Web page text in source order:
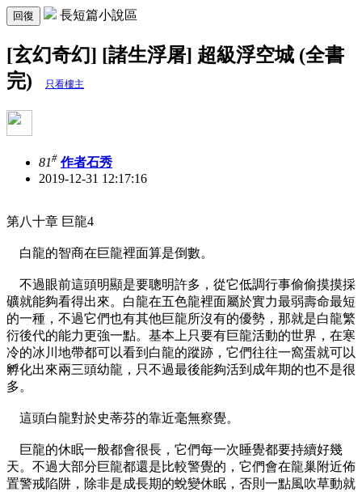
回復 長短篇小說區
[玄幻奇幻] [諸生浮屠] 超級浮空城 (全書
完)
只看樓主
81# 作者石秀
2019-12-31 12:17:16
第八十章 巨龍4
白龍的智商在巨龍裡面算是倒數。
不過眼前這頭明顯是要聰明許多，從它低調行事偷偷摸摸採
礦就能夠看得出來。白龍在五色龍裡面屬於實力最弱壽命最短
的一種，不過它們也有其他巨龍所沒有的優勢，那就是白龍繁
衍後代的能力更強一點。基本上只要有巨龍活動的世界，在寒
冷的冰川地帶都可以看到白龍的蹤跡，它們往往一窩蛋就可以
孵化出來兩三頭幼龍，只不過最後能夠活到成年期的也不是很
多。
這頭白龍對於史蒂芬的靠近毫無察覺。
巨龍的休眠一般都會很長，它們每一次睡覺都要持續好幾
天。不過大部分巨龍都還是比較警覺的，它們會在龍巢附近佈
置警戒陷阱，除非是成長期的蛻變休眠，否則一點風吹草動就